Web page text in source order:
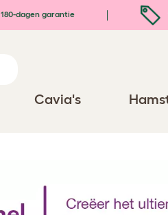
180-dagen garantie
Cavia's